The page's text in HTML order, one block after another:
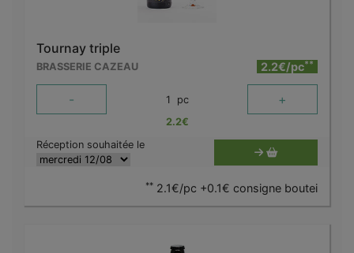
Tournay triple
BRASSERIE CAZEAU 2.2€/pc**
- 1 pc +
2.2€
Réception souhaitée le
** 2.1€/pc +0.1€ consigne boutei